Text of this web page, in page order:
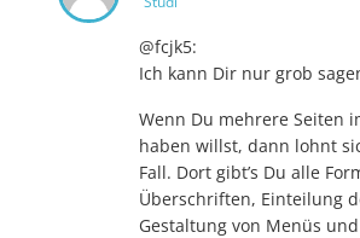
@fcjk5:
Ich kann Dir nur grob
Wenn Du mehrere Seiten
haben willst, dann lohnt
Fall. Dort gibt’s Du alle
Überschriften, Einteilung
Gestaltung von Menüs